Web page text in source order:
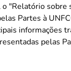
o "Relatório sobre
Partes à
informações
pelas